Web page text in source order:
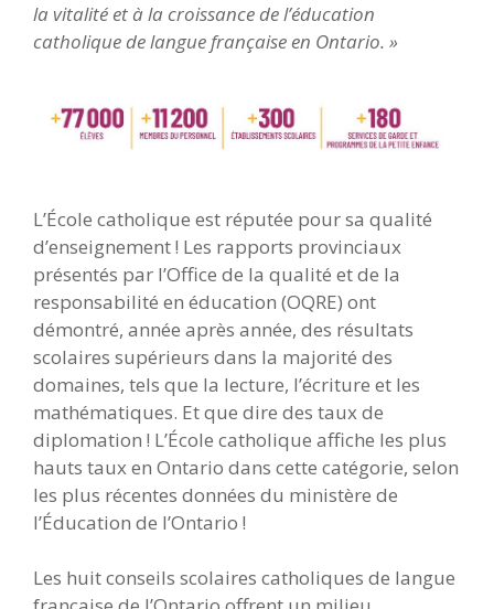
la vitalité et à la croissance de l’éducation
catholique de langue française en Ontario. »
L’École catholique est réputée pour sa qualité
d’enseignement ! Les rapports provinciaux
présentés par l’Office de la qualité et de la
responsabilité en éducation (OQRE) ont
démontré, année après année, des résultats
scolaires supérieurs dans la majorité des
domaines, tels que la lecture, l’écriture et les
mathématiques. Et que dire des taux de
diplomation ! L’École catholique affiche les plus
hauts taux en Ontario dans cette catégorie, selon
les plus récentes données du ministère de
l’Éducation de l’Ontario !
Les huit conseils scolaires catholiques de langue